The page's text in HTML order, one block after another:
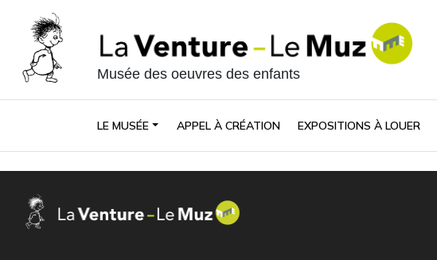
Musée des oeuvres des enfants
LE MUSÉE APPEL À CRÉATION EXPOSITIONS À LOUER